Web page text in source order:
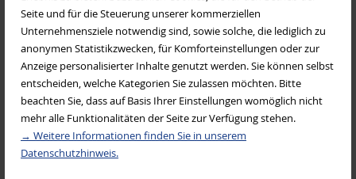
Seite und für die Steuerung unserer kommerziellen
Unternehmensziele notwendig sind, sowie solche, die lediglich zu
anonymen Statistikzwecken, für Komforteinstellungen oder zur
Anzeige personalisierter Inhalte genutzt werden. Sie können selbst
entscheiden, welche Kategorien Sie zulassen möchten. Bitte
beachten Sie, dass auf Basis Ihrer Einstellungen womöglich nicht
mehr alle Funktionalitäten der Seite zur Verfügung stehen.
→ Weitere Informationen finden Sie in unserem
Datenschutzhinweis.